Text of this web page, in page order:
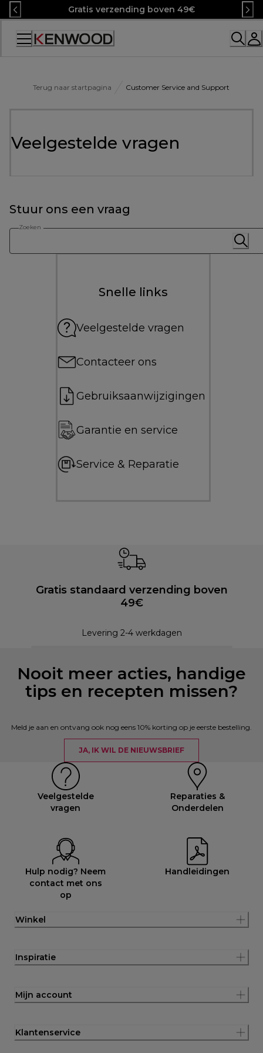
Skip
to
Content
Gratis verzending boven 49€
Terug naar startpagina Customer Service and Support
Veelgestelde vragen
Stuur ons een vraag
Zoeken
Snelle links
Veelgestelde vragen
Contacteer ons
Gebruiksaanwijzigingen
Garantie en service
Service & Reparatie
Gratis standaard verzending boven
49€
Levering 2-4 werkdagen
Nooit meer acties, handige
tips en recepten missen?
Meld je aan en ontvang ook nog eens 10% korting op je eerste bestelling.
JA, IK WIL DE NIEUWSBRIEF
Veelgestelde
vragen
Reparaties &
Onderdelen
Hulp nodig? Neem
contact met ons
op
Handleidingen
Winkel
Inspiratie
Mijn account
Klantenservice